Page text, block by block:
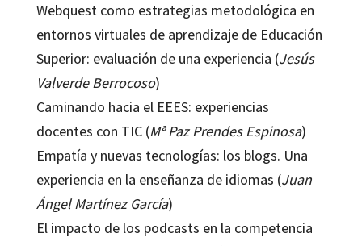
Webquest como estrategias metodológica en
entornos virtuales de aprendizaje de Educación
Superior: evaluación de una experiencia (Jesús
Valverde Berrocoso)
Caminando hacia el EEES: experiencias
docentes con TIC (Mª Paz Prendes Espinosa)
Empatía y nuevas tecnologías: los blogs. Una
experiencia en la enseñanza de idiomas (Juan
Ángel Martínez García)
El impacto de los podcasts en la competencia